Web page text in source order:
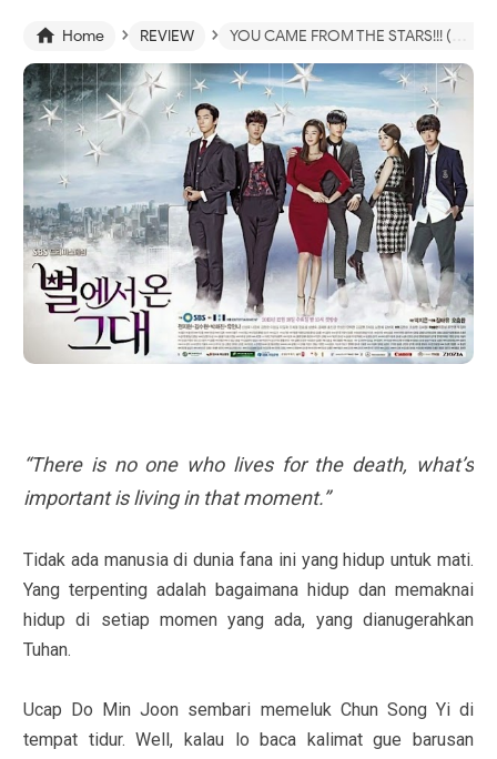
 Home › REVIEW › YOU CAME FROM THE STARS!!! (The most handsome Allien I've ever seen!!!)
“There is no one who lives for the death, what’s
important is living in that moment.”
Tidak ada manusia di dunia fana ini yang hidup untuk mati.
Yang terpenting adalah bagaimana hidup dan memaknai
hidup di setiap momen yang ada, yang dianugerahkan
Tuhan.
Ucap Do Min Joon sembari memeluk Chun Song Yi di
tempat tidur. Well, kalau lo baca kalimat gue barusan